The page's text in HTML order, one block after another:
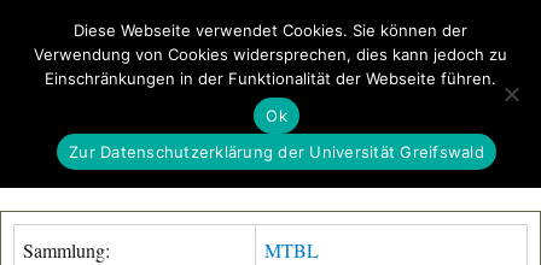
GeoGREIF MENÜ
Sammlung: MTBL
Diese Webseite verwendet Cookies. Sie können der
Verwendung von Cookies widersprechen, dies kann jedoch zu
Einschränkungen in der Funktionalität der Webseite führen.
Ok
Zur Datenschutzerklärung der Universität Greifswald